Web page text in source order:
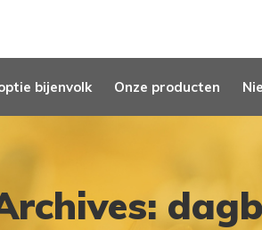
bijenvolk Onze producten